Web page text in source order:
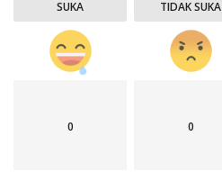
SUKA TIDAK SUKA
0 0